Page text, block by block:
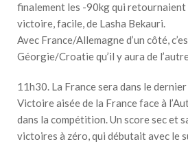
finalement les -90kg qui retournaient
victoire, facile, de Lasha Bekauri.
Avec France/Allemagne d’un côté,
Géorgie/Croatie qu’il y aura de
11h30. La France sera dans le
Victoire aisée de la France face à
dans la compétition. Un score sec et
victoires à zéro, qui débutait avec le